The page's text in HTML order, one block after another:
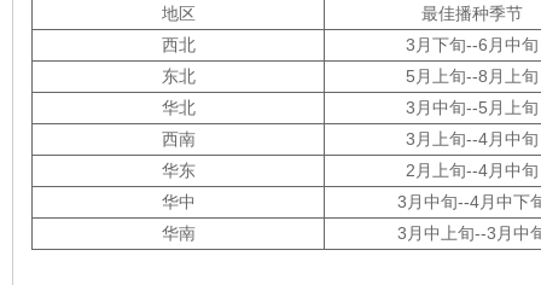
地区
最佳播种季节
西北
3月下旬--6月中旬
东北
5月上旬--8月上旬
华北
3月中旬--5月上旬
西南
3月上旬--4月中旬
华东
2月上旬--4月中旬
华中
3月中旬--4月中下
华南
3月中上旬--3月中